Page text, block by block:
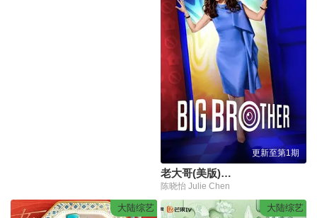
更新至第1期
老大哥(美版)第二十八季
陈晓怡 Julie Chen
大陆综艺 大陆综艺